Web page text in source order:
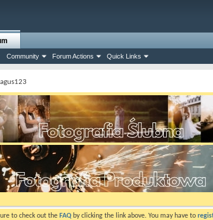
Community Forum Actions Quick Links
agus123
to check out the FAQ by clicking the link above. You may have to